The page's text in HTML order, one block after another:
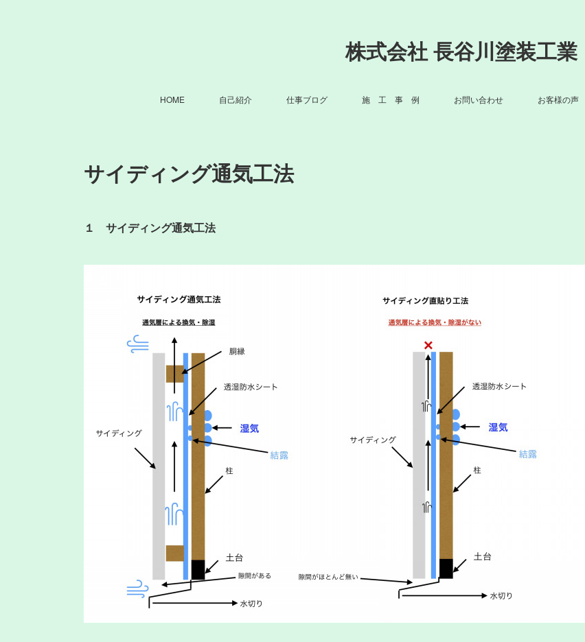
株式会社 長谷川塗装工業
HOME 自己紹介 仕事ブログ 施 工 事 例 お問い合わせ お客様の声
サイディング通気工法
１ サイディング通気工法